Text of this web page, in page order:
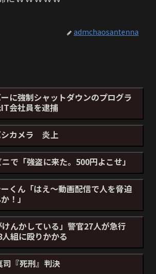
admchaosantenna
に強制シャットダウンのプログラ
会社員を逮捕
シカメラ 炎上
で「強盗に来た。500円よこせ」
ーくん「はえ～動画配信で人を脅迫
！」
けんかしている」警官27人が急行
組に殴りかかる
司『死刑』判決